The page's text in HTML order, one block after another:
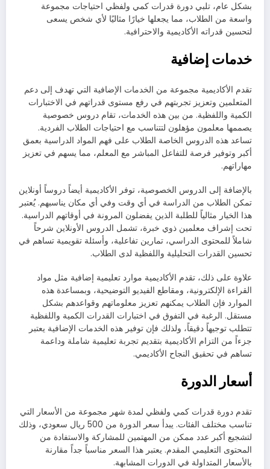
بشكل عام، تلبي دورة قدرات كمي ولفظي احتياجات مجموعة
واسعة من الطلاب، مما يجعلها خيارًا مثاليًا لأي شخص يسعى
لتحسين قدراته الأكاديمية والاحترافية.
خدمات إضافية
تقدم الأكاديمية مجموعة من الخدمات الإضافية التي تهدف إلى دعم
المتعلمين وتعزيز تجربتهم في رفع مستوى قدراتهم في الاختبارات
الكمية واللفظية. من بين هذه الخدمات، تقام دروس خصوصية
يصممها معلمون مؤهلون لتتناسب مع احتياجات الطلاب الفردية.
تساعد هذه الدروس الخاصة الطلاب على فهم المواد الدراسية بعمق
أكبر وتوفير فرصة للتفاعل المباشر مع المعلم، مما يسهم في تعزيز
مهاراتهم.
بالإضافة إلى الدروس الخصوصية، توفر الأكاديمية أيضاً دروساً أونلاين
تمكن الطلاب من الدراسة في أي وقت وفي أي مكان يناسبهم. يُعتبر
هذا الخيار مثالياً للطلبة الذين يفضلون المرونة في أوقاتهم الدراسية.
تحت إشراف معلمين ذوي خبرة، تشمل الدروس الأونلاين شرحاً
شاملاً للمحتوى الدراسي، تمارين تفاعلية، وأسئلة تقويمية تساهم في
تحسين القدرات التحليلية واللفظية لدى الطلاب.
علاوة على ذلك، تقدم الأكاديمية موارد تعليمية إضافية مثل مواد
القراءة الإلكترونية، ومقاطع الفيديو التوضيحية، وبمساعدة هذه
الموارد فإن الطلاب يمكنهم تعزيز معلوماتهم وقواعدهم بشكل
مستقل. الرغبة في التفوق في اختبارات القدرات الكمية واللفظية
تتطلب توجيهاً دقيقاً، ولذلك فإن توفير هذه الخدمات الإضافية يعتبر
جزءاً من التزام الأكاديمية بتقديم تجربة تعليمية شاملة وداعمة
تساهم في تحقيق النجاح الأكاديمي.
أسعار الدورة
تقدم دورة قدرات كمي ولفظي لمدة شهر مجموعة من الأسعار التي
تناسب مختلف الفئات. يبدأ سعر الدورة من 500 ريال سعودي، وذلك
لتشجيع أكبر عدد ممكن من المهتمين للمشاركة والاستفادة من
المحتوى التعليمي المقدم. يعتبر هذا السعر مناسباً جداً مقارنة
بالأسعار المتداولة في الدورات المشابهة.